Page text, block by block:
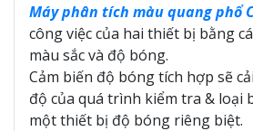
Máy phân tích màu quang phổ
công việc của hai thiết bị bằng
màu sắc và độ bóng.
Cảm biến độ bóng tích hợp sẽ
độ của quá trình kiểm tra & loại
một thiết bị độ bóng riêng biệt.